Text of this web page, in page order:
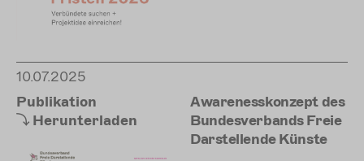
10.07.2025
Publikation
Herunterladen
Awarenesskonzept des
Bundesverbands Freie
Darstellende Künste